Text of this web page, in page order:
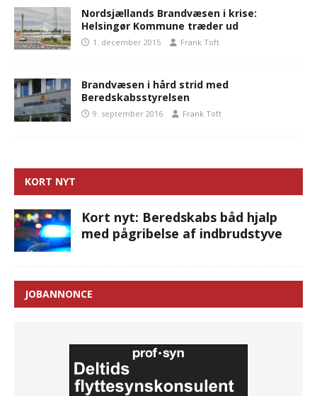
Nordsjællands Brandvæsen i krise:
Helsingør Kommune træder ud
1. december 2015 Frank Toft
Brandvæsen i hård strid med
Beredskabsstyrelsen
9. september 2016 Frank Toft
KORT NYT
Kort nyt: Beredskabs båd hjalp
med pågribelse af indbrudstyve
JOBANNONCE